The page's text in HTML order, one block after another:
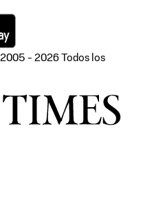
2005 - 2026 Todos los